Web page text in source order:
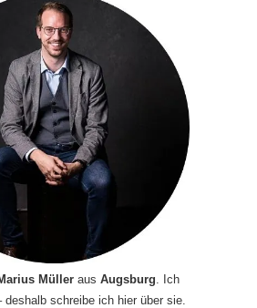
Müller aus Augsburg . Ich
deshalb schreibe ich hier über sie.